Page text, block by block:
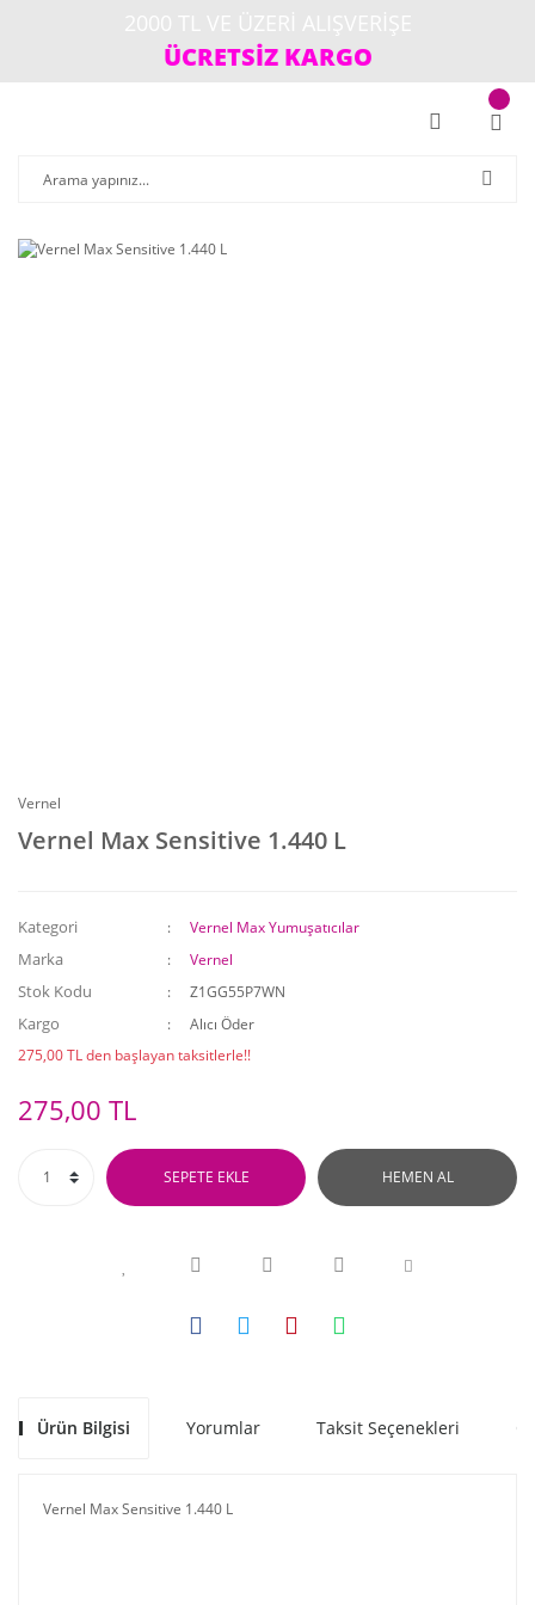
ÜCRETSİZ KARGO
Vernel
Vernel Max Sensitive 1.440 L
Kategori Vernel Max Yumuşatıcılar
Marka Vernel
Stok Kodu Z1GG55P7WN
Kargo
Alıcı Öder
275,00 TL den başlayan taksitlerle!!
275,00 TL
SEPETE EKLE HEMEN AL
Ürün Bilgisi Yorumlar Taksit Seçenekleri
Vernel Max Sensitive 1.440 L